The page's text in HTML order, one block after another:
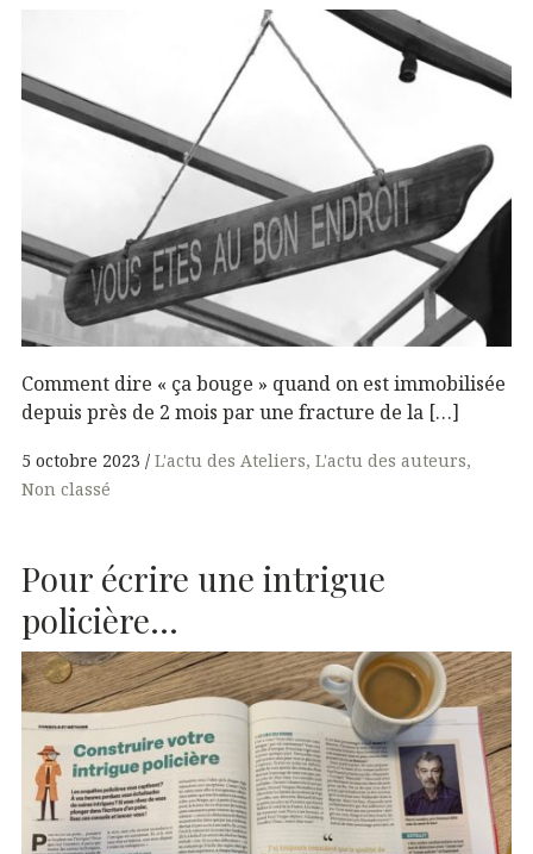
Comment dire « ça bouge » quand on est immobilisée
depuis près de 2 mois par une fracture de la […]
5 octobre 2023 L'actu des Ateliers L'actu des auteurs
Non classé
Pour écrire une intrigue
policière…